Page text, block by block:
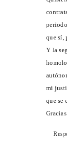
que sí,
Y la
mi
que se
Gracias.